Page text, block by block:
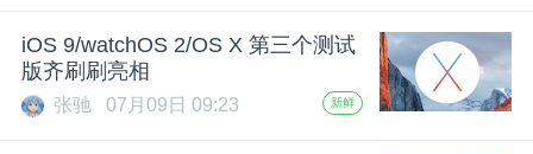
动
iOS 9/watchOS 2/OS X 第三个测试
版齐刷刷亮相
张驰 07月09日 09:23 新鲜